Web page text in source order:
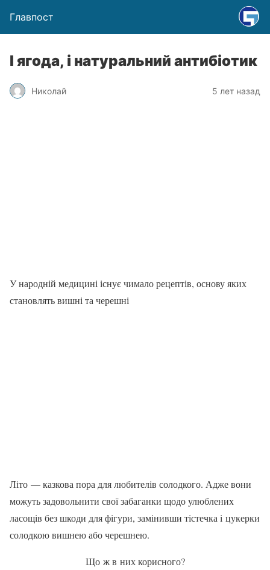
Главпост
І ягода, і натуральний антибіотик
Николай 5 лет назад
У народній медицині існує чимало ре­цептів, основу яких
становлять вишні та че­решні
Літо — казкова пора для любителів солодкого. Адже вони
можуть задовольнити свої забаганки щодо улюблених
ласощів без шкоди для фігури, замінивши тістечка і цукерки
солодкою вишнею або черешнею.
Що ж в них корисного?